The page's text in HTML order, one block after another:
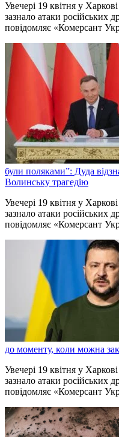
Увечері 19 квітня у
зазнало атаки російських
повідомляє «Комерсант
були поляками”: Дуда
Волинську трагедію
Увечері 19 квітня у
зазнало атаки російських
повідомляє «Комерсант
до моменту, коли можна
Увечері 19 квітня у
зазнало атаки російських
повідомляє «Комерсант